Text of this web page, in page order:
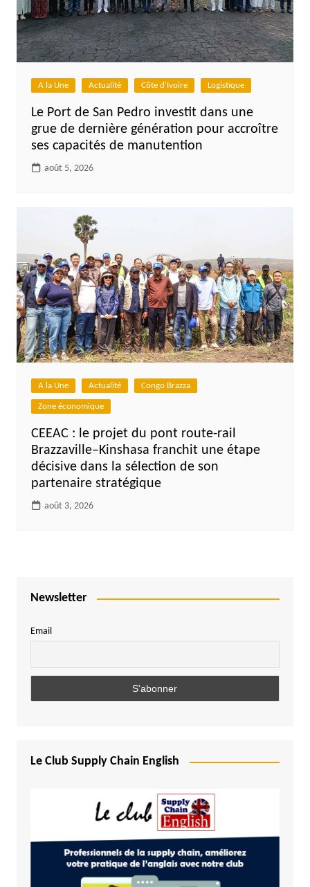
A la Une Actualité Côte d'Ivoire Logistique
Le Port de San Pedro investit dans une
grue de dernière génération pour accroître
ses capacités de manutention
août 5, 2026
A la Une Actualité Congo Brazza
Zone économique
CEEAC : le projet du pont route-rail
Brazzaville–Kinshasa franchit une étape
décisive dans la sélection de son
partenaire stratégique
août 3, 2026
Newsletter
Email
Le Club Supply Chain English